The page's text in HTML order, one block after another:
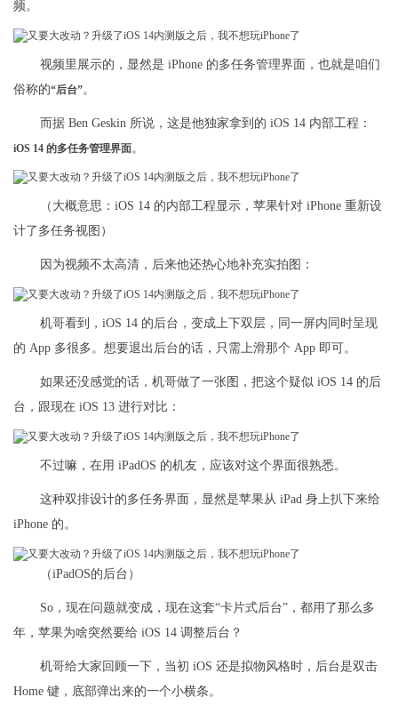
频。
视频里展示的，显然是 iPhone 的多任务管理界面，也就是咱们
俗称的“后台”。
而据 Ben Geskin 所说，这是他独家拿到的 iOS 14 内部工程：
iOS 14 的多任务管理界面。
（大概意思：iOS 14 的内部工程显示，苹果针对 iPhone 重新设
计了多任务视图）
因为视频不太高清，后来他还热心地补充实拍图：
机哥看到，iOS 14 的后台，变成上下双层，同一屏内同时呈现
的 App 多很多。想要退出后台的话，只需上滑那个 App 即可。
如果还没感觉的话，机哥做了一张图，把这个疑似 iOS 14 的后
台，跟现在 iOS 13 进行对比：
不过嘛，在用 iPadOS 的机友，应该对这个界面很熟悉。
这种双排设计的多任务界面，显然是苹果从 iPad 身上扒下来给
iPhone 的。
（iPadOS的后台）
So，现在问题就变成，现在这套“卡片式后台”，都用了那么多
年，苹果为啥突然要给 iOS 14 调整后台？
机哥给大家回顾一下，当初 iOS 还是拟物风格时，后台是双击
Home 键，底部弹出来的一个小横条。